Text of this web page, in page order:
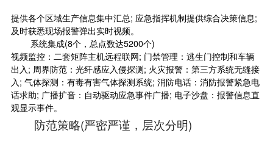
提供各个区域生产信息集中汇总; 应急指挥机制提供综合决策信息;
及时获悉现场报警弹出实时视频。
系统集成(8个，总点数达5200个)
视频监控：二套矩阵主机远程联网; 门禁管理 ：逃生门控制和车辆
出入; 周界防范：光纤感应入侵探测; 火灾报警：第三方系统无缝接
入; 气体探测：有毒有害气体探测系统; 消防电话：消防报警紧急电
话求助; 广播扩音：自动驱动应急事件广播; 电子沙盘：报警信息直
观显示事件。
防范策略(严密严谨，层次分明)